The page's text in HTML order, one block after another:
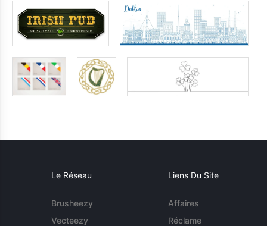
Le Réseau
Brusheezy
Vecteezy
Liens Du Site
Affaires
Réclame